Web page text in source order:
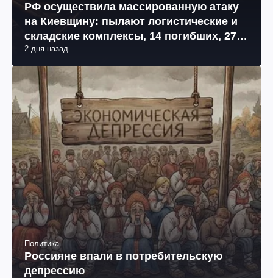
РФ осуществила массированную атаку
на Киевщину: пылают логистические и
складские комплексы, 14 погибших, 27
раненых (фото, видео)
2 дня назад
Политика
Россияне впали в потребительскую
депрессию